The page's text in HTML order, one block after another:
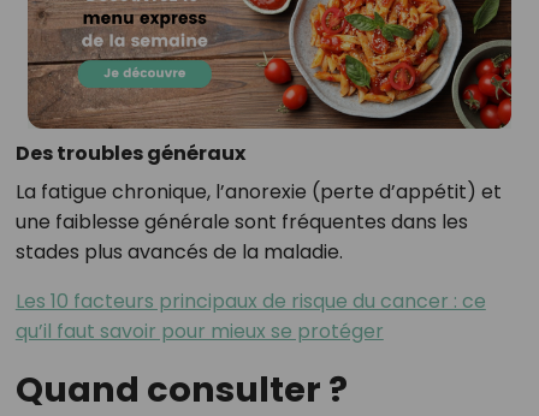
Des troubles généraux
La fatigue chronique, l’anorexie (perte d’appétit) et
une faiblesse générale sont fréquentes dans les
stades plus avancés de la maladie.
Les 10 facteurs principaux de risque du cancer : ce
qu’il faut savoir pour mieux se protéger
Quand consulter ?